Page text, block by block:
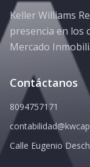
Keller Williams
presencia en los
Mercado
Contáctanos
8094757171
Calle Eugenio